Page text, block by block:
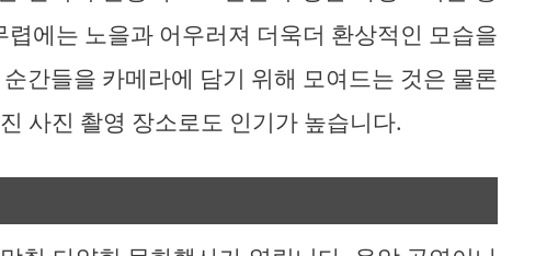
에는 노을과 어우러져 더욱더 환상적인 모습을
간들을 카메라에 담기 위해 모여드는 것은 물론
사진 촬영 장소로도 인기가 높습니다.